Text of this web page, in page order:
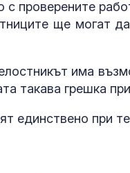
проверените
ще могат
има
такава грешка
единствено при